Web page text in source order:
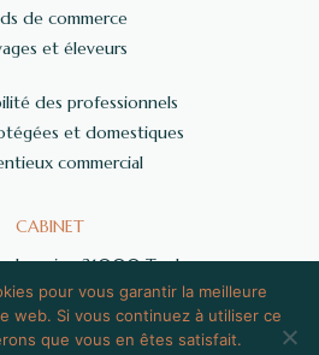
de commerce
et éleveurs
des professionnels
et domestiques
commercial
CABINET
Lorraine 31000 Toulouse
59 71 34 72
avocat.fr
pour vous garantir la meilleure
web. Si vous continuez à utiliser ce
que vous en êtes satisfait.